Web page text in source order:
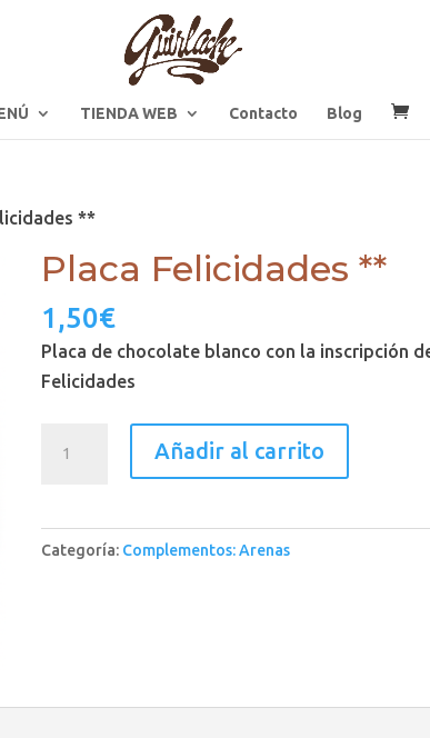
TIENDA WEB Contacto Blog
**
Placa Felicidades **
1,50€
Placa de chocolate blanco con la inscripción
Felicidades
cantidad
Añadir al carrito
Categoría: Complementos: Arenas